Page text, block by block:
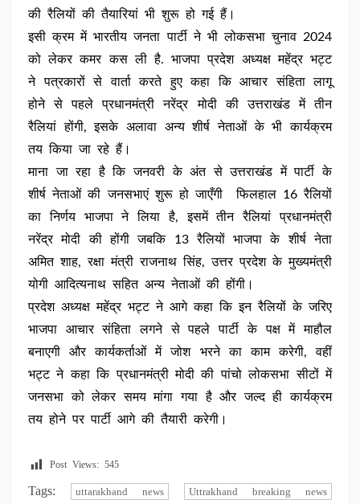
की रैलियों की तैयारियां भी शुरू हो गई हैं।
इसी क्रम में भारतीय जनता पार्टी ने भी लोकसभा चुनाव 2024
को लेकर कमर कस ली है. भाजपा प्रदेश अध्यक्ष महेंद्र भट्ट
ने पत्रकारों से वार्ता करते हुए कहा कि आचार संहिता लागू
होने से पहले प्रधानमंत्री नरेंद्र मोदी की उत्तराखंड में तीन
रैलियां होंगी, इसके अलावा अन्य शीर्ष नेताओं के भी कार्यक्रम
तय किया जा रहे हैं।
माना जा रहा है कि जनवरी के अंत से उत्तराखंड में पार्टी के
शीर्ष नेताओं की जनसभाएं शुरू हो जाएँगी फिलहाल 16 रैलियों
का निर्णय भाजपा ने लिया है, इसमें तीन रैलियां प्रधानमंत्री
नरेंद्र मोदी की होंगी जबकि 13 रैलियों भाजपा के शीर्ष नेता
अमित शाह, रक्षा मंत्री राजनाथ सिंह, उत्तर प्रदेश के मुख्यमंत्री
योगी आदित्यनाथ सहित अन्य नेताओं की होंगी।
प्रदेश अध्यक्ष महेंद्र भट्ट ने आगे कहा कि इन रैलियों के जरिए
भाजपा आचार संहिता लगने से पहले पार्टी के पक्ष में माहौल
बनाएगी और कार्यकर्ताओं में जोश भरने का काम करेगी, वहीं
भट्ट ने कहा कि प्रधानमंत्री मोदी की पांचो लोकसभा सीटों में
जनसभा को लेकर समय मांगा गया है और जल्द ही कार्यक्रम
तय होने पर पार्टी आगे की तैयारी करेगी।
Post Views: 545
Tags: uttarakhand news
Uttrakhand breaking news